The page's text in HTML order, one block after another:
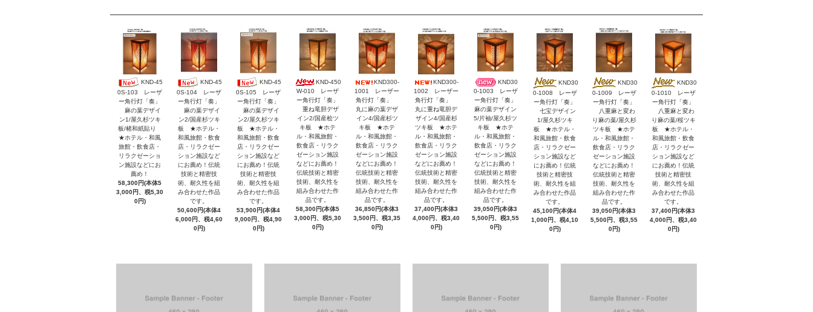
KND-45
0S-103 レーザ
ー角行灯「奏」
麻の葉デザイ
ン1/屋久杉ツキ
板/楮和紙貼り
★ホテル・和風
旅館・飲食店・
リラクゼーショ
ン施設などにお
薦め！
58,300円(本体5
3,000円、税5,30
0円)
KND-45
0S-104 レーザ
ー角行灯「奏」
麻の葉デザイ
ン2/国産杉ツキ
板 ★ホテル・
和風旅館・飲食
店・リラクゼー
ション施設など
にお薦め！伝統
技術と精密技
術、耐久性を組
み合わせた作品
です。
50,600円(本体4
6,000円、税4,60
0円)
KND-45
0S-105 レーザ
ー角行灯「奏」
麻の葉デザイ
ン2/屋久杉ツキ
板 ★ホテル・
和風旅館・飲食
店・リラクゼー
ション施設など
にお薦め！伝統
技術と精密技
術、耐久性を組
み合わせた作品
です。
53,900円(本体4
9,000円、税4,90
0円)
KND-450
W-010 レーザ
ー角行灯「奏」
重ね竜胆デザ
イン2/国産桧ツ
キ板 ★ホテ
ル・和風旅館・
飲食店・リラク
ゼーション施設
などにお薦め！
伝統技術と精密
技術、耐久性を
組み合わせた作
品です。
58,300円(本体5
3,000円、税5,30
0円)
KND300-
1001 レーザー
角行灯「奏」
丸に麻の葉デザ
イン4/国産杉ツ
キ板 ★ホテ
ル・和風旅館・
飲食店・リラク
ゼーション施設
などにお薦め！
伝統技術と精密
技術、耐久性を
組み合わせた作
品です。
36,850円(本体3
3,500円、税3,35
0円)
KND300-
1002 レーザー
角行灯「奏」
丸に重ね竜胆デ
ザイン4/国産杉
ツキ板 ★ホテ
ル・和風旅館・
飲食店・リラク
ゼーション施設
などにお薦め！
伝統技術と精密
技術、耐久性を
組み合わせた作
品です。
37,400円(本体3
4,000円、税3,40
0円)
KND30
0-1003 レーザ
ー角行灯「奏」
麻の葉デザイン
5/片袖/屋久杉ツ
キ板 ★ホテ
ル・和風旅館・
飲食店・リラク
ゼーション施設
などにお薦め！
伝統技術と精密
技術、耐久性を
組み合わせた作
品です。
39,050円(本体3
5,500円、税3,55
0円)
KND30
0-1008 レーザ
ー角行灯「奏」
七宝デザイン
1/屋久杉ツキ
板 ★ホテル・
和風旅館・飲食
店・リラクゼー
ション施設など
にお薦め！伝統
技術と精密技
術、耐久性を組
み合わせた作品
です。
45,100円(本体4
1,000円、税4,10
0円)
KND30
0-1009 レーザ
ー角行灯「奏」
八重麻と変わ
り麻の葉/屋久杉
ツキ板 ★ホテ
ル・和風旅館・
飲食店・リラク
ゼーション施設
などにお薦め！
伝統技術と精密
技術、耐久性を
組み合わせた作
品です。
39,050円(本体3
5,500円、税3,55
0円)
KND30
0-1010 レーザ
ー角行灯「奏」
八重麻と変わ
り麻の葉/桜ツキ
板 ★ホテル・
和風旅館・飲食
店・リラクゼー
ション施設など
にお薦め！伝統
技術と精密技
術、耐久性を組
み合わせた作品
です。
37,400円(本体3
4,000円、税3,40
0円)